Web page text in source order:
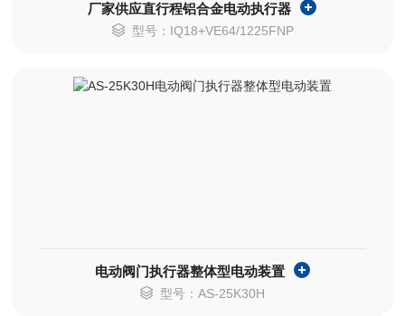
厂家供应直行程铝合金电动执行器
型号：IQ18+VE64/1225FNP
电动阀门执行器整体型电动装置
型号：AS-25K30H